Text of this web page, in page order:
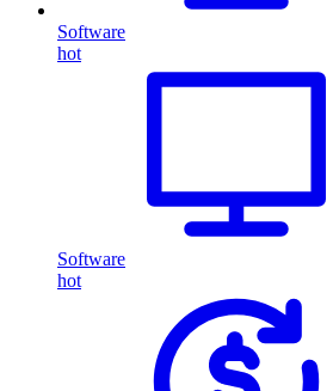
Software
hot
Software
hot